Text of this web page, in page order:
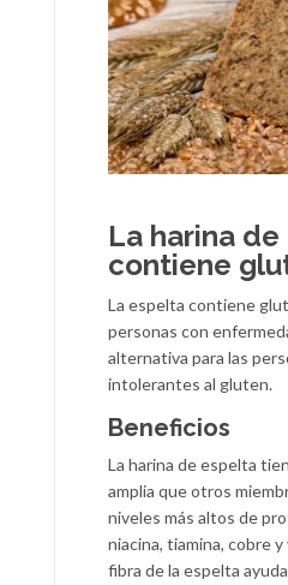
La harina
contiene
La espelta contiene
personas con
alternativa para las
intolerantes al gluten.
Beneficios
La harina de espelta
amplia que otros
niveles más altos de
niacina, tiamina, cobre
fibra de la espelta